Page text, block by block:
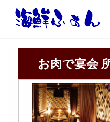
お肉で宴会